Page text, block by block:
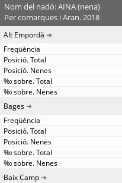
Nom del nadó: AINA (nena)
Per comarques i Aran. 2018
Alt Empordà
Bages
Baix Camp